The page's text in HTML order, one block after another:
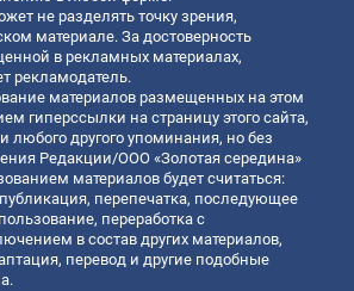
не разделять точку зрения,
материале. За достоверность
в рекламных материалах,
рекламодатель.
материалов размещенных на этом
гиперссылки на страницу этого сайта,
любого другого упоминания, но без
Редакции/ООО «Золотая середина»
материалов будет считаться:
перепечатка, последующее
переработка с
в состав других материалов,
перевод и другие подобные